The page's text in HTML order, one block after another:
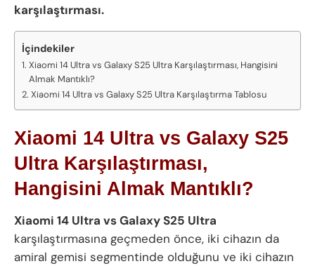
karşılaştırması.
İçindekiler
Xiaomi 14 Ultra vs Galaxy S25 Ultra Karşılaştırması, Hangisini
Almak Mantıklı?
Xiaomi 14 Ultra vs Galaxy S25 Ultra Karşılaştırma Tablosu
Xiaomi 14 Ultra vs Galaxy S25
Ultra Karşılaştırması,
Hangisini Almak Mantıklı?
Xiaomi 14 Ultra vs Galaxy S25 Ultra
karşılaştırmasına geçmeden önce, iki cihazın da
amiral gemisi segmentinde olduğunu ve iki cihazın